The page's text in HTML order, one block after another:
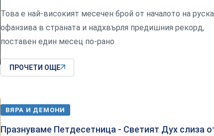
Това е най-високият месечен брой от началото на
офанзива в страната и надхвърля предишния рекорд,
поставен един месец по-рано
ПРОЧЕТИ ОЩЕ
ВЯРА И ДЕМОНИ
Празнуваме Петдесетница - Светият Дух слиза